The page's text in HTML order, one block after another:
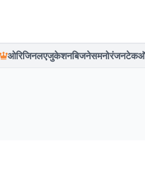
ओरिजिनलएजुकेशनबिजनेसमनोरंजनटेक